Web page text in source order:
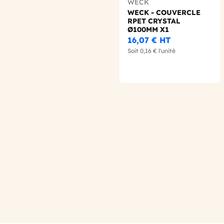
WECK
WECK - COUVERCLE
RPET CRYSTAL
Ø100MM X1
16,07 € HT
Soit 0,16 € l'unité